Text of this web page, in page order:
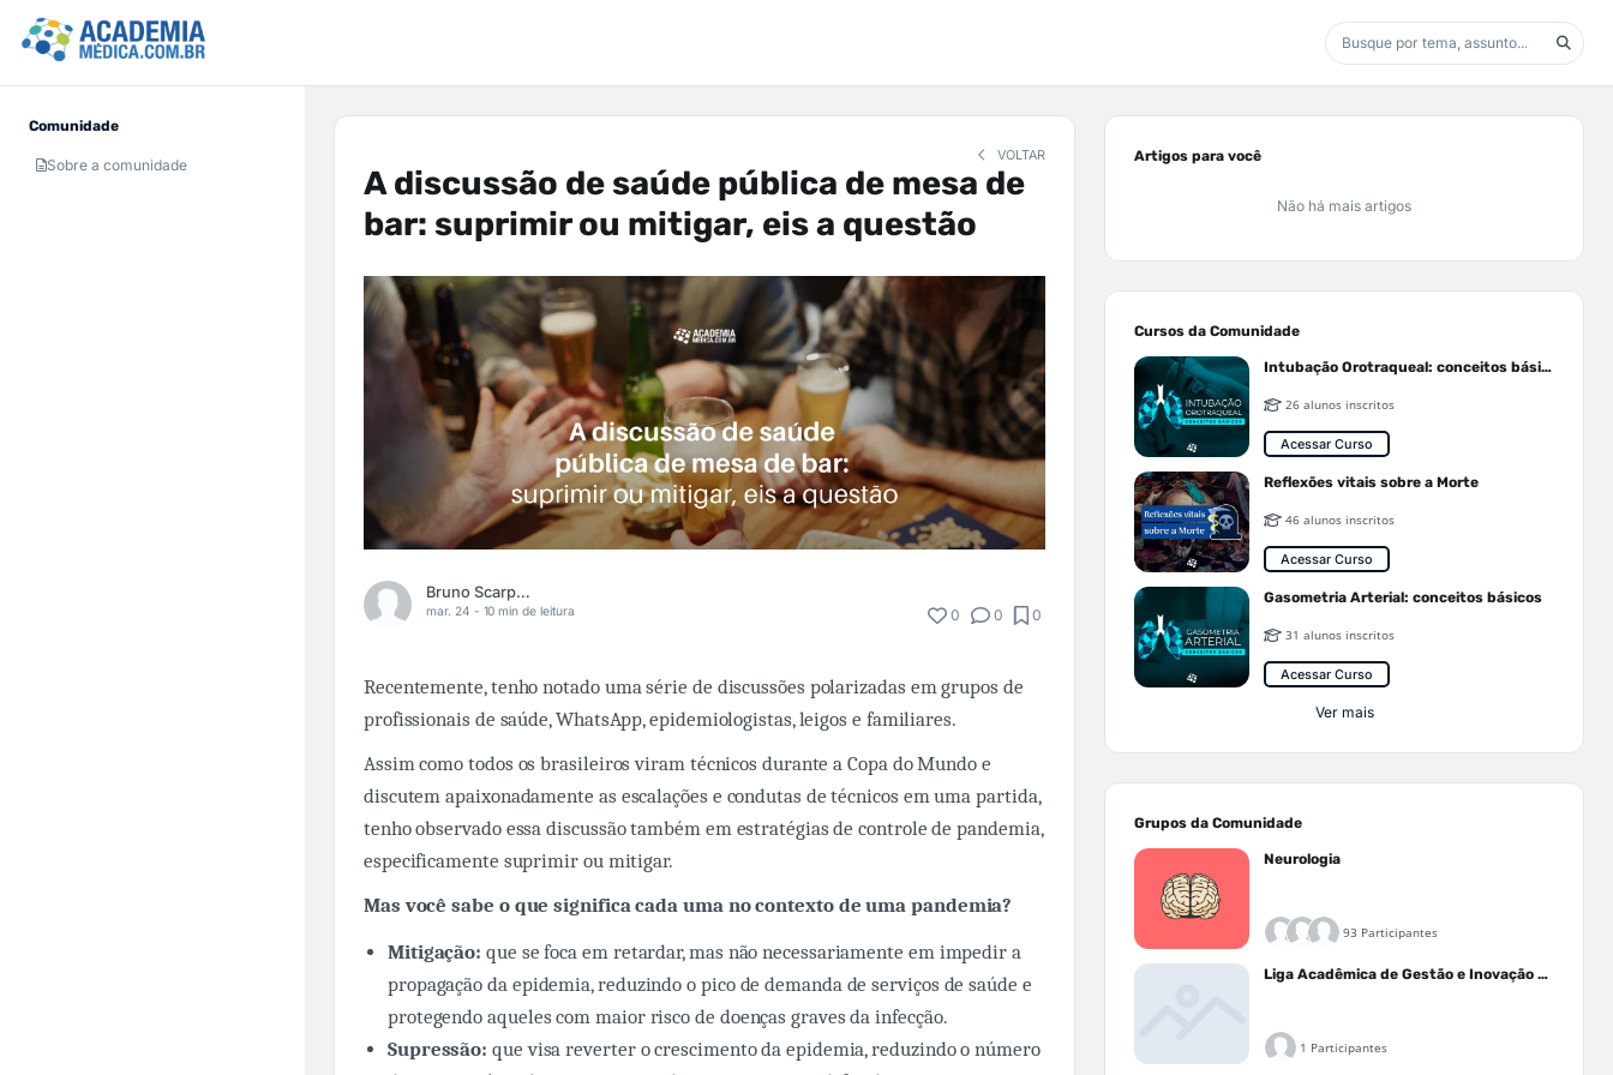
Comunidade
Sobre a comunidade
VOLTAR
A discussão de saúde pública de mesa de
bar: suprimir ou mitigar, eis a questão
Bruno Scarpellini
mar. 24 - 10 min de leitura 0 0 0
Recentemente, tenho notado uma série de discussões polarizadas em grupos de
profissionais de saúde, WhatsApp, epidemiologistas, leigos e familiares.
Assim como todos os brasileiros viram técnicos durante a Copa do Mundo e
discutem apaixonadamente as escalações e condutas de técnicos em uma partida,
tenho observado essa discussão também em estratégias de controle de pandemia,
especificamente suprimir ou mitigar.
Mas você sabe o que significa cada uma no contexto de uma pandemia?
Mitigação: que se foca em retardar, mas não necessariamente em impedir a
propagação da epidemia, reduzindo o pico de demanda de serviços de saúde e
protegendo aqueles com maior risco de doenças graves da infecção.
Supressão: que visa reverter o crescimento da epidemia, reduzindo o número
Artigos para você
Não há mais artigos
Cursos da Comunidade
Intubação Orotraqueal: conceitos básicos
26 alunos inscritos
Acessar Curso
Reflexões vitais sobre a Morte
46 alunos inscritos
Acessar Curso
Gasometria Arterial: conceitos básicos
31 alunos inscritos
Acessar Curso
Ver mais
Grupos da Comunidade
Neurologia
93 Participantes
Liga Acadêmica de Gestão e Inovação Médica - LAGIM
1 Participantes